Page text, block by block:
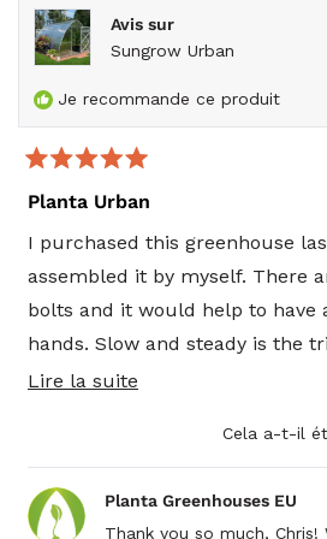
et de nombreuses récoltes
venir. Merci d'avoir choisi
Avis sur
Sungrow Urban
Je recommande ce produit
5
5
étoiles
Planta Urban
I purchased this greenhouse
assembled it by myself. There are lots of nuts and
bolts and it would help to have
hands. Slow and steady is the
was excellent and I had a
collapsing roofs in the Barrie,
withstood a heavy snow load
Lire la suite
cet
Cela a-t-il
Planta Greenhouses EU
Thank you so much,